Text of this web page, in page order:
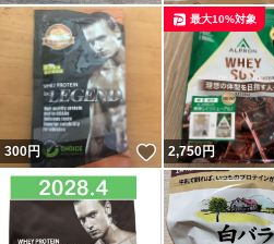
300円 いいね！
2,750円
最大10%対象